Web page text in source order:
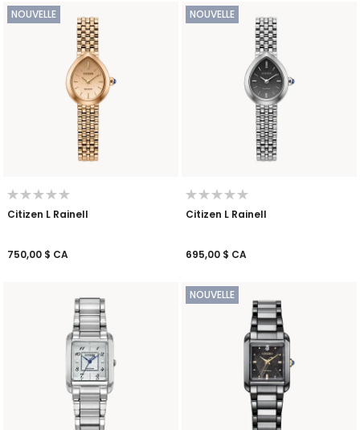
NOUVELLE
Citizen L Rainell
750,00 $ CA
NOUVELLE
Citizen L Rainell
695,00 $ CA
NOUVELLE